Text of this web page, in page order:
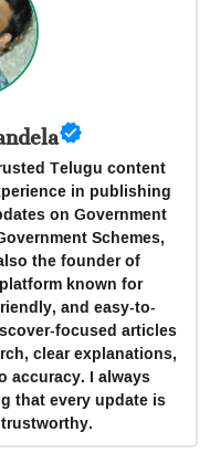
Telugu content
in publishing
on Government
Schemes,
the founder of
known for
and easy-to-
focused articles
clear explanations,
accuracy. I always
that every update is